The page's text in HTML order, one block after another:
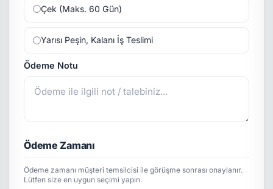
Çek (Maks. 60 Gün)
Yarısı Peşin, Kalanı İş Teslimi
Ödeme Notu
Ödeme Zamanı
Ödeme zamanı müşteri temsilcisi ile görüşme sonrası onaylanır.
Lütfen size en uygun seçimi yapın.